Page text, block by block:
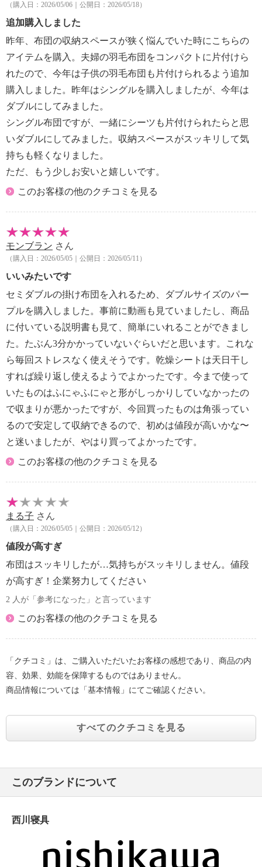
※詳細は同梱書類参照
・洗濯・水拭き・アイロン掛け・ドライクリーニング
等はしない
・除湿シートは吸湿センサーの色が変化したら天日干
【使用上の注意】
※詳細は同梱書類参照
【同梱書類】
・ご使用方法
【保証（有無）、保証期間】
・なし
【原産国（地）】
・中国製
（購入日：2026/05/06｜公開日：2026/05/18）
追加購入しました
昨年、布団の収納スペースが狭く悩んでいた時にこちらの
アイテムを購入。夫婦の羽毛布団をコンパクトに片付けら
れたので、今年は子供の羽毛布団も片付けられるよう追加
購入しました。昨年はシングルを購入しましたが、今年は
ダブルにしてみました。
シングル布団ですが、一緒にシーツも片付けられたらと思
いダブルにしてみました。収納スペースがスッキリして気
持ちも軽くなりました。
ただ、もう少しお安いと嬉しいです。
このお客様の他のクチコミを見る
モンブラン さん
（購入日：2026/05/05｜公開日：2026/05/11）
いいみたいです
セミダブルの掛け布団を入れるため、ダブルサイズのパー
プルを購入しました。事前に動画も見ていましたし、商品
に付いている説明書も見て、簡単にいれることができまし
た。たぶん3分かかっていないぐらいだと思います。これな
ら毎回ストレスなく使えそうです。乾燥シートは天日干し
すれば繰り返し使えるようでよかったです。今まで使って
いたものはふにゃふにゃと形がしっかりしていなかったの
で収まりが悪かったですが、今回買ったものは角張ってい
るので安定して収納できるので、初めは値段が高いかな〜
と迷いましたが、やはり買ってよかったです。
このお客様の他のクチコミを見る
まる子 さん
（購入日：2026/05/05｜公開日：2026/05/12）
値段が高すぎ
布団はスッキリしたが…気持ちがスッキリしません。値段
が高すぎ！企業努力してください
2 人が「参考になった」と言っています
このお客様の他のクチコミを見る
「クチコミ」は、ご購入いただいたお客様の感想であり、商品の内
容、効果、効能を保障するものではありません。
商品情報については「基本情報」にてご確認ください。
すべてのクチコミを見る
このブランドについて
西川寝具